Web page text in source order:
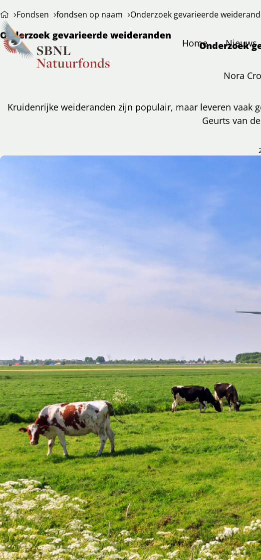
Home Nieuws
Fondsen fondsen op naam Onderzoek gevarieerde
Onderzoek gevarieerde weideranden
Onderzoek
Nora
Kruidenrijke weideranden zijn populair, maar leveren vaak
Geurts van